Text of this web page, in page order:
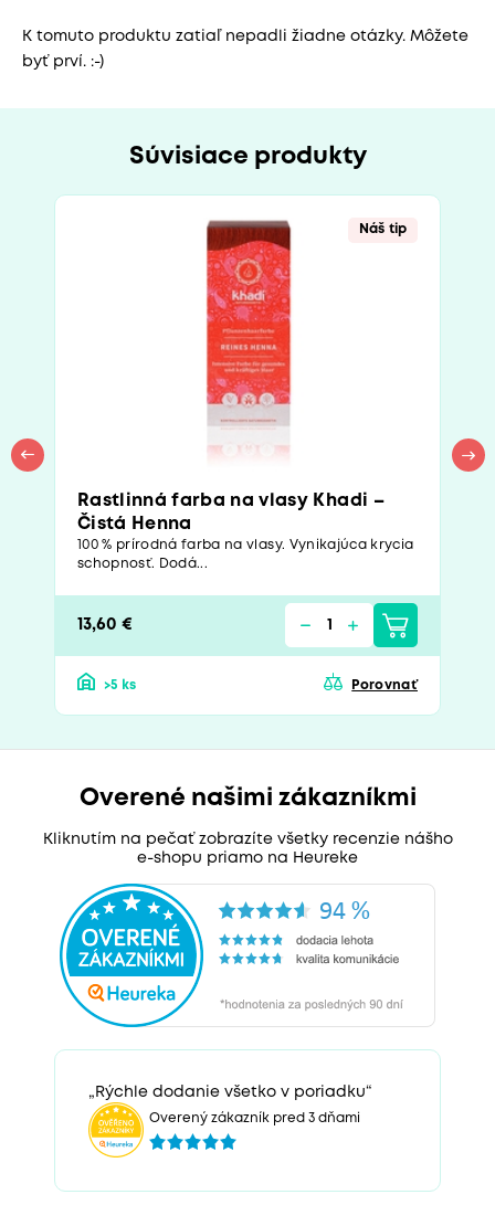
K tomuto produktu zatiaľ nepadli žiadne otázky. Môžete
byť prví. :-)
Súvisiace produkty
Náš tip
Rastlinná farba na vlasy Khadi –
Čistá Henna
100 % prírodná farba na vlasy. Vynikajúca krycia
schopnosť. Dodá...
13,60 €
>5 ks Porovnať
Overené našimi zákazníkmi
Kliknutím na pečať zobrazíte všetky recenzie nášho
e-shopu priamo na Heureke
„Rýchle dodanie všetko v poriadku“
Overený zákazník pred 3 dňami